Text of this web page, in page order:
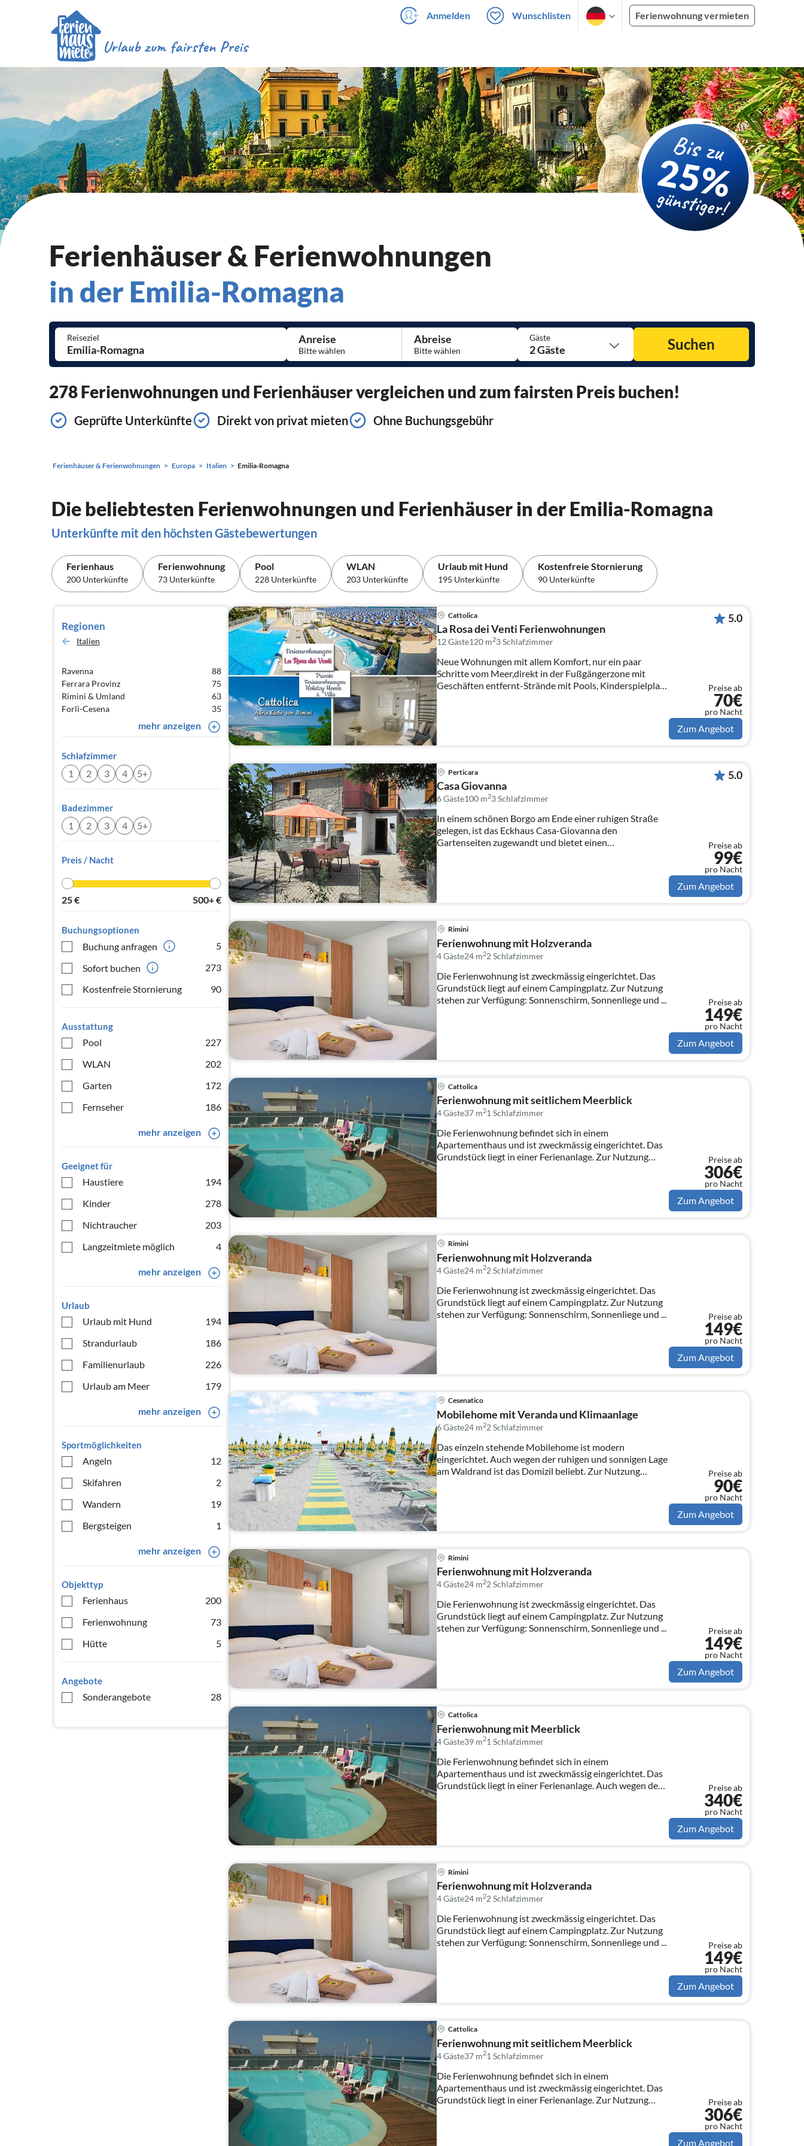
Anmelden Wunschlisten Ferienwohnung vermieten
Ferienhäuser & Ferienwohnungen
in der Emilia-Romagna
Reiseziel Anreise Abreise Gäste
2 Gäste Suchen
278 Ferienwohnungen und Ferienhäuser vergleichen und zum fairsten Preis buchen!
Geprüfte Unterkünfte Direkt von privat mieten Ohne Buchungsgebühr
Ferienhäuser & Ferienwohnungen Europa Italien Emilia-Romagna
Die beliebtesten Ferienwohnungen und Ferienhäuser in der Emilia-Romagna
Unterkünfte mit den höchsten Gästebewertungen
Ferienhaus
200 Unterkünfte
Ferienwohnung
73 Unterkünfte
Pool
228 Unterkünfte
WLAN
203 Unterkünfte
Urlaub mit Hund
195 Unterkünfte
Kostenfreie Stornierung
90 Unterkünfte
Regionen
Italien
Ravenna
88
Ferrara Provinz
75
Rimini & Umland
63
Forlì-Cesena
35
mehr anzeigen
Schlafzimmer
1 2 3 4 5+
Badezimmer
1 2 3 4 5+
Preis / Nacht
25€ 500+€
Buchungsoptionen
Buchung anfragen
5
Sofort buchen
273
Kostenfreie Stornierung
90
Ausstattung
Pool
227
WLAN
202
Garten
172
Fernseher
186
mehr anzeigen
Geeignet für
Haustiere
194
Kinder
278
Nichtraucher
203
Langzeitmiete möglich
4
mehr anzeigen
Urlaub
Urlaub mit Hund
194
Strandurlaub
186
Familienurlaub
226
Urlaub am Meer
179
mehr anzeigen
Sportmöglichkeiten
Angeln
12
Skifahren
2
Wandern
19
Bergsteigen
1
mehr anzeigen
Objekttyp
Ferienhaus
200
Ferienwohnung
73
Hütte
5
Angebote
Sonderangebote 28
Cattolica
La Rosa dei Venti Ferienwohnungen
12 Gäste120 m23Schlafzimmer
Neue Wohnungen mit allem Komfort, nur ein paar
Schritte vom Meer,direkt in der Fußgängerzone mit
Geschäften entfernt-Strände mit Pools, Kinderspielplatz
5.0
Preise ab
70€
pro Nacht
Zum Angebot
Perticara
Casa Giovanna
6 Gäste100 m23Schlafzimmer
In einem schönen Borgo am Ende einer ruhigen Straße
gelegen, ist das Eckhaus Casa-Giovanna den
Gartenseiten zugewandt und bietet einen
5.0
Preise ab
99€
pro Nacht
Zum Angebot
Rimini
Ferienwohnung mit Holzveranda
4 Gäste24 m22Schlafzimmer
Die Ferienwohnung ist zweckmässig eingerichtet. Das
Grundstück liegt auf einem Campingplatz. Zur Nutzung
stehen zur Verfügung: Sonnenschirm, Sonnenliege und ...
Preise ab
149€
pro Nacht
Zum Angebot
Cattolica
Ferienwohnung mit seitlichem Meerblick
4 Gäste37 m21Schlafzimmer
Die Ferienwohnung befindet sich in einem
Apartementhaus und ist zweckmässig eingerichtet. Das
Grundstück liegt in einer Ferienanlage. Zur Nutzung
Preise ab
306€
pro Nacht
Zum Angebot
Rimini
Ferienwohnung mit Holzveranda
4 Gäste24 m22Schlafzimmer
Die Ferienwohnung ist zweckmässig eingerichtet. Das
Grundstück liegt auf einem Campingplatz. Zur Nutzung
stehen zur Verfügung: Sonnenschirm, Sonnenliege und ...
Preise ab
149€
pro Nacht
Zum Angebot
Cesenatico
Mobilehome mit Veranda und Klimaanlage
6 Gäste24 m22Schlafzimmer
Das einzeln stehende Mobilehome ist modern
eingerichtet. Auch wegen der ruhigen und sonnigen Lage
am Waldrand ist das Domizil beliebt. Zur Nutzung
Preise ab
90€
pro Nacht
Zum Angebot
Rimini
Ferienwohnung mit Holzveranda
4 Gäste24 m22Schlafzimmer
Die Ferienwohnung ist zweckmässig eingerichtet. Das
Grundstück liegt auf einem Campingplatz. Zur Nutzung
stehen zur Verfügung: Sonnenschirm, Sonnenliege und ...
Preise ab
149€
pro Nacht
Zum Angebot
Cattolica
Ferienwohnung mit Meerblick
4 Gäste39 m21Schlafzimmer
Die Ferienwohnung befindet sich in einem
Apartementhaus und ist zweckmässig eingerichtet. Das
Grundstück liegt in einer Ferienanlage. Auch wegen des
Preise ab
340€
pro Nacht
Zum Angebot
Rimini
Ferienwohnung mit Holzveranda
4 Gäste24 m22Schlafzimmer
Die Ferienwohnung ist zweckmässig eingerichtet. Das
Grundstück liegt auf einem Campingplatz. Zur Nutzung
stehen zur Verfügung: Sonnenschirm, Sonnenliege und ...
Preise ab
149€
pro Nacht
Zum Angebot
Cattolica
Ferienwohnung mit seitlichem Meerblick
4 Gäste37 m21Schlafzimmer
Die Ferienwohnung befindet sich in einem
Apartementhaus und ist zweckmässig eingerichtet. Das
Grundstück liegt in einer Ferienanlage. Zur Nutzung
Preise ab
306€
pro Nacht
Zum Angebot